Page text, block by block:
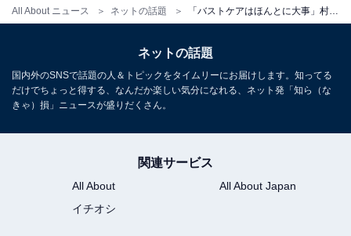
All About ニュース ネットの話題
ネットの話題
国内外のSNSで話題の人＆トピックをタイムリーにお届けします。知ってる
だけでちょっと得する、なんだか楽しい気分になれる、ネット発「知ら（な
きゃ）損」ニュースが盛りだくさん。
関連サービス
All About
All About Japan
イチオシ